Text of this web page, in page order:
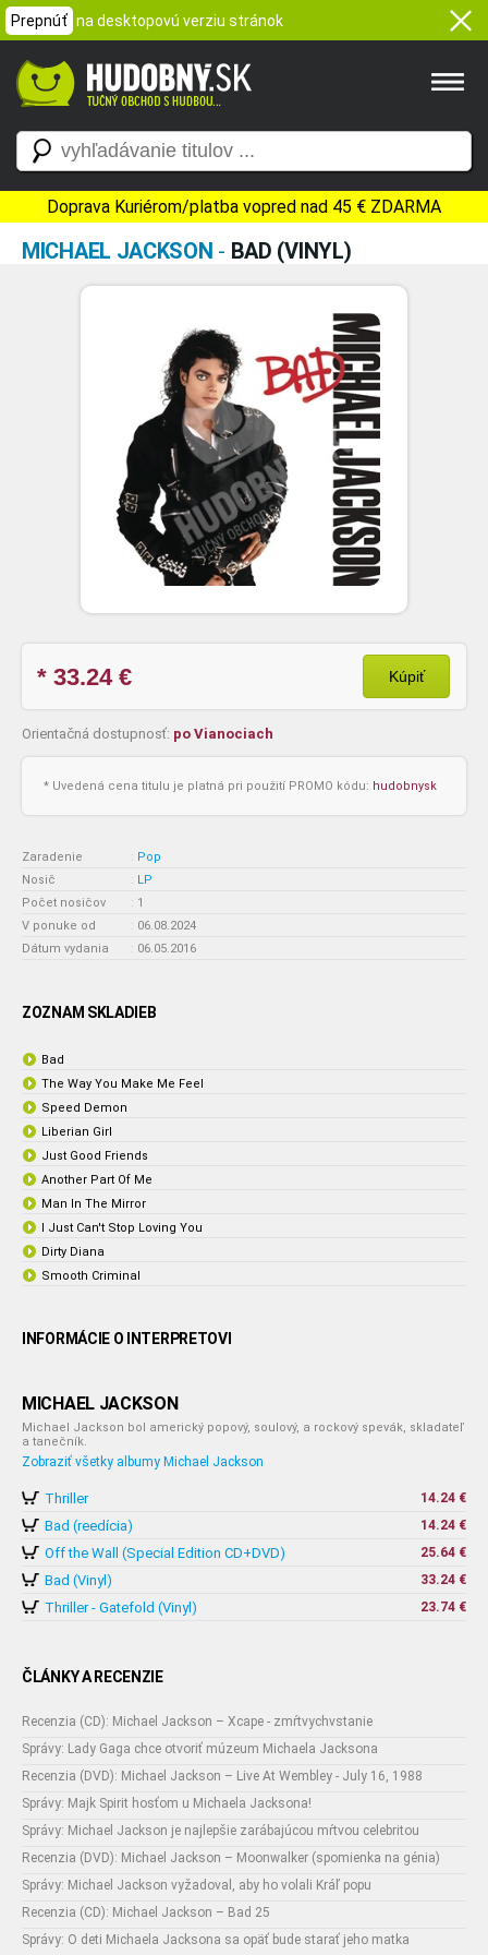
Prepnúť na desktopovú verziu stránok
Doprava Kuriérom/platba vopred nad 45 € ZDARMA
MICHAEL JACKSON - BAD (VINYL)
* 33.24€ Kúpiť
Orientačná dostupnosť: po Vianociach
* Uvedená cena titulu je platná pri použití PROMO kódu: hudobnysk
Zaradenie : Pop
Nosič
: LP
Počet nosičov
: 1
V ponuke od
: 06.08.2024
Dátum vydania
: 06.05.2016
ZOZNAM SKLADIEB
Bad
The Way You Make Me Feel
Speed Demon
Liberian Girl
Just Good Friends
Another Part Of Me
Man In The Mirror
I Just Can't Stop Loving You
Dirty Diana
Smooth Criminal
INFORMÁCIE O INTERPRETOVI
MICHAEL JACKSON
Michael Jackson bol americký popový, soulový, a rockový spevák, skladateľ
a tanečník.
Zobraziť všetky albumy Michael Jackson
Thriller 14.24 €
Bad (reedícia) 14.24 €
Off the Wall (Special Edition CD+DVD) 25.64 €
Bad (Vinyl) 33.24 €
Thriller - Gatefold (Vinyl) 23.74 €
ČLÁNKY A RECENZIE
Recenzia (CD): Michael Jackson – Xcape - zmŕtvychvstanie
Správy: Lady Gaga chce otvoriť múzeum Michaela Jacksona
Recenzia (DVD): Michael Jackson – Live At Wembley - July 16, 1988
Správy: Majk Spirit hosťom u Michaela Jacksona!
Správy: Michael Jackson je najlepšie zarábajúcou mŕtvou celebritou
Recenzia (DVD): Michael Jackson – Moonwalker (spomienka na génia)
Správy: Michael Jackson vyžadoval, aby ho volali Kráľ popu
Recenzia (CD): Michael Jackson – Bad 25
Správy: O deti Michaela Jacksona sa opäť bude starať jeho matka